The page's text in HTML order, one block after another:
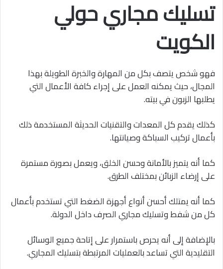
تسليك مجاري حولي
الكويت
فهو شخص يتصف بكل من المهارة والخبرة الطويلة بهذا
المجال، حيث يمكنه العمل على إجراء كافة الأعمال التي
يطلبها الزبون في بيته.
كذلك يقدم كل المعدات والتقنيات الحديثة المستخدمة ذلك
بأعمال تركيب السباكة وصيانتها.
كما أنه يتميز بالأمانة وحسن الخلق، ويعمل بصورة مستمرة
على إرضاء الزبائن بمختلف الطرق.
كما أنه يمتلك أحسن أنواع أجهزة الضغط التي تستخدم بأعمال
كل من شفط وتسليك مجاري الصرف داخل الدولة.
بالإضافة إلى أنه يحرص باستمرار على إتاحة جميع الوسائل
التقليدية التي تساعد بالعمليات المرتبطة بتسليك المجاري.